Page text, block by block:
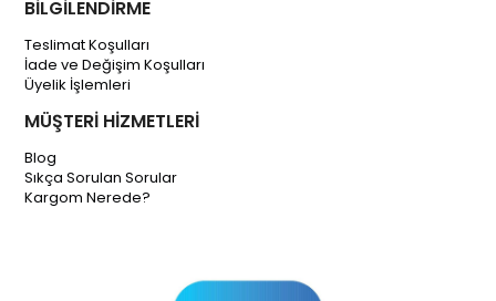
BİLGİLENDİRME
Teslimat Koşulları
İade ve Değişim Koşulları
Üyelik İşlemleri
MÜŞTERİ HİZMETLERİ
Blog
Sıkça Sorulan Sorular
Kargom Nerede?